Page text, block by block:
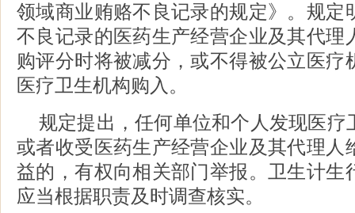
领域商业贿赂不良记录的规定》。规定
不良记录的医药生产经营企业及其代理
购评分时将被减分，或不得被公立医疗
医疗卫生机构购入。
规定提出，任何单位和个人发现医疗
或者收受医药生产经营企业及其代理人
益的，有权向相关部门举报。卫生计生
应当根据职责及时调查核实。